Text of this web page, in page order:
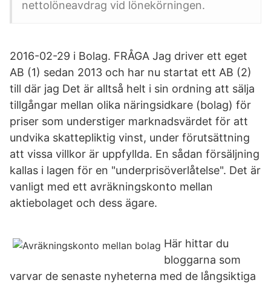
nettolöneavdrag vid lönekörningen.
2016-02-29 i Bolag. FRÅGA Jag driver ett eget
AB (1) sedan 2013 och har nu startat ett AB (2)
till där jag Det är alltså helt i sin ordning att sälja
tillgångar mellan olika näringsidkare (bolag) för
priser som understiger marknadsvärdet för att
undvika skattepliktig vinst, under förutsättning
att vissa villkor är uppfyllda. En sådan försäljning
kallas i lagen för en "underprisöverlåtelse". Det är
vanligt med ett avräkningskonto mellan
aktiebolaget och dess ägare.
Här hittar du
bloggarna som
varvar de senaste nyheterna med de långsiktiga